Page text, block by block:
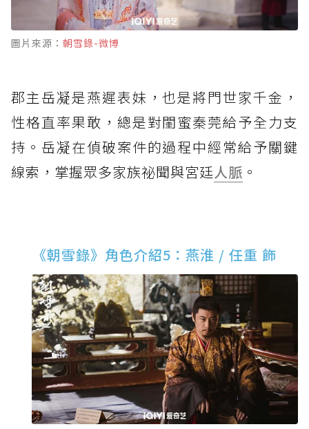
圖片來源： 朝雪錄-微博
郡主岳凝是燕遲表妹，也是將門世家千金，
性格直率果敢，總是對閨蜜秦莞給予全力支
持。岳凝在偵破案件的過程中經常給予關鍵
線索，掌握眾多家族祕聞與宮廷人脈 。
《朝雪錄》角色介紹5：燕淮 / 任重 飾